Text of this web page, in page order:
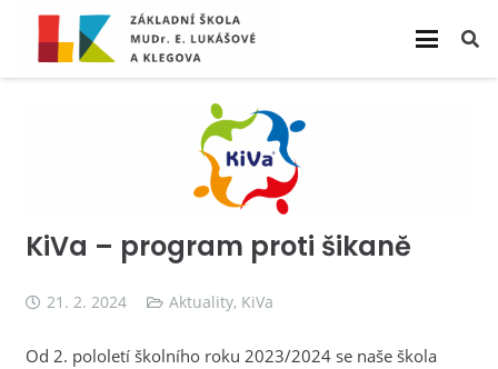
KiVa – program proti šikaně
21. 2. 2024 Aktuality, KiVa
Od 2. pololetí školního roku 2023/2024 se naše škola